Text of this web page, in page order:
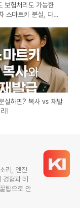
보험처리도 가능한
스마트키 분실, 다들
실하면? 복사 vs 재발
!
리, 엔진
험과 데
팁으로 안